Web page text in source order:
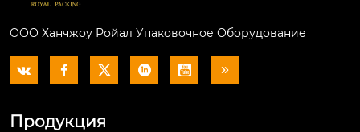
ООО Ханчжоу Ройал Упаковочное Оборудование
     
Продукция